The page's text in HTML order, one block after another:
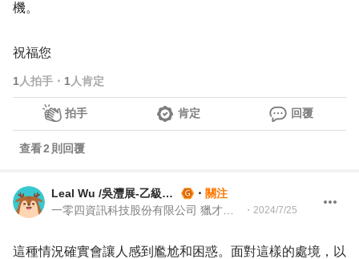
機。
祝福您
1 人拍手 ・ 1 人肯定
拍手 肯定 回覆
查看2 則回覆
Leal Wu /吳灃展-乙級就業服務技術士 ・ 關注
・ 2024/7/25
這種情況確實會讓人感到尷尬和困惑。面對這樣的處境，以